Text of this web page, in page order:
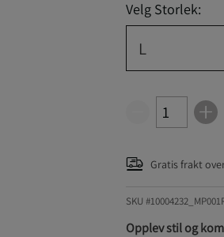
Velg Storlek:
L
Gratis frakt
SKU
Opplev stil og